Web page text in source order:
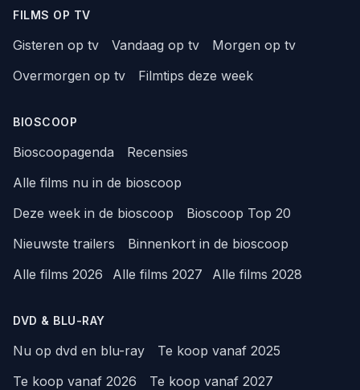
FILMS OP TV
Gisteren op tv Vandaag op tv
Morgen op tv
Overmorgen op tv
Filmtips deze week
BIOSCOOP
Bioscoopagenda
Recensies
Alle films nu in de bioscoop
Deze week in de bioscoop
Bioscoop Top 20
Nieuwste trailers
Binnenkort in de bioscoop
Alle films 2026
Alle films 2027 Alle films 2028
DVD & BLU-RAY
Nu op dvd en blu-ray
Te koop vanaf 2025
Te koop vanaf 2026
Te koop vanaf 2027